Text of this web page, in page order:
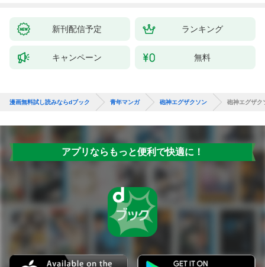
新刊配信予定 ランキング
キャンペーン 無料
漫画無料試し読みならdブック 青年マンガ 砲神エグザクソン 砲神エグザク
アプリならもっと便利で快適に！